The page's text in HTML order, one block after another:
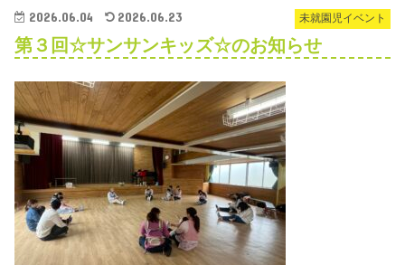
未就園児イベント
2026.06.04 2026.06.23
第３回☆サンサンキッズ☆のお知らせ